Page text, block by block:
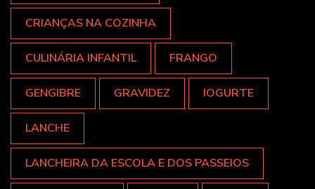
CRIANÇAS NA COZINHA
CULINÁRIA INFANTIL FRANGO
GENGIBRE GRAVIDEZ IOGURTE
LANCHE
LANCHEIRA DA ESCOLA E DOS PASSEIOS